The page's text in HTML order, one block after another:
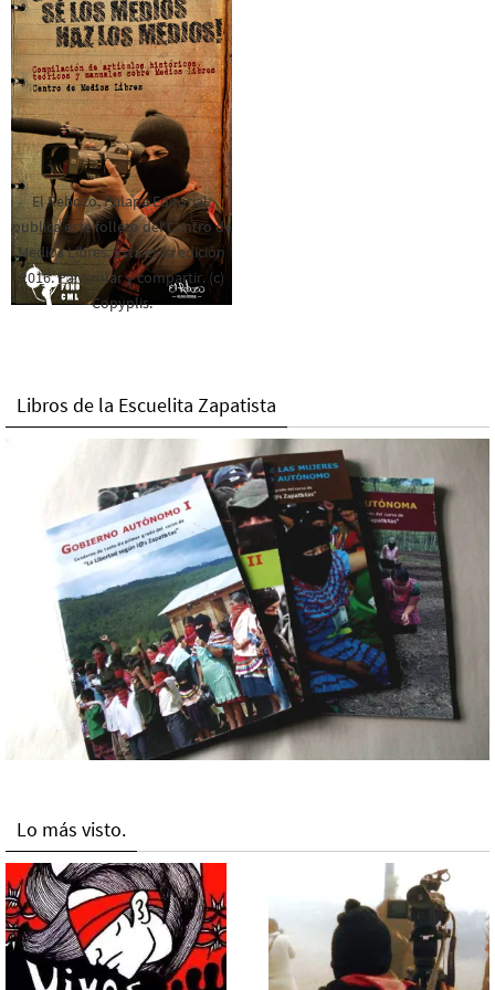
El Rebozo, Palapa Editorial,
publica este folleto del Centro de
Medios Libres. Esta es la edición
2016. Para rolar y compartir. (c)
Copyplis.
Libros de la Escuelita Zapatista
Lo más visto.